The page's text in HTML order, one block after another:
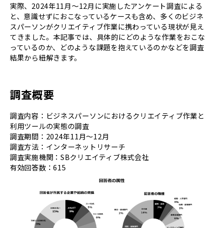
実際、2024年11月～12月に実施したアンケート調査による
と、意識せずにおこなっているケースも含め、多くのビジネ
スパーソンがクリエイティブ作業に携わっている現状が見え
てきました。本記事では、具体的にどのような作業をおこな
っているのか、どのような課題を抱えているのかなどを調査
結果から紐解きます。
調査概要
調査内容：ビジネスパーソンにおけるクリエイティブ作業と
利用ツールの実態の調査
調査期間：2024年11月～12月
調査方法：インターネットリサーチ
調査実施機関：SBクリエイティブ株式会社
有効回答数：615